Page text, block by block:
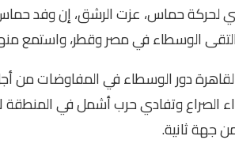
لحركة حماس، عزت الرشق، إن وفد
الوسطاء في مصر وقطر، واستمع
دور الوسطاء في المفاوضات من
الصراع وتفادي حرب أشمل في المنطقة
جهة ثانية.